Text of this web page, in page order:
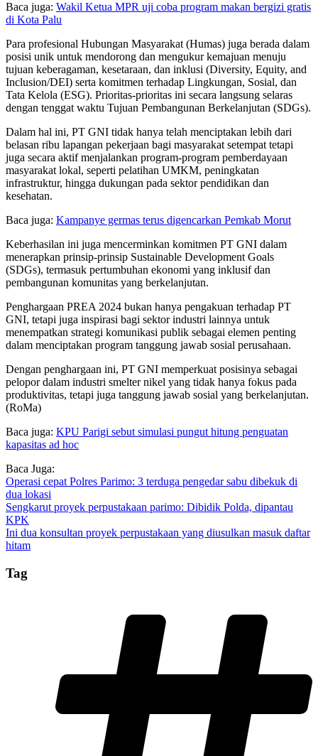
Baca juga: Wakil Ketua MPR uji coba program makan bergizi gratis
di Kota Palu
Para profesional Hubungan Masyarakat (Humas) juga berada dalam
posisi unik untuk mendorong dan mengukur kemajuan menuju
tujuan keberagaman, kesetaraan, dan inklusi (Diversity, Equity, and
Inclusion/DEI) serta komitmen terhadap Lingkungan, Sosial, dan
Tata Kelola (ESG). Prioritas-prioritas ini secara langsung selaras
dengan tenggat waktu Tujuan Pembangunan Berkelanjutan (SDGs).
Dalam hal ini, PT GNI tidak hanya telah menciptakan lebih dari
belasan ribu lapangan pekerjaan bagi masyarakat setempat tetapi
juga secara aktif menjalankan program-program pemberdayaan
masyarakat lokal, seperti pelatihan UMKM, peningkatan
infrastruktur, hingga dukungan pada sektor pendidikan dan
kesehatan.
Baca juga: Kampanye germas terus digencarkan Pemkab Morut
Keberhasilan ini juga mencerminkan komitmen PT GNI dalam
menerapkan prinsip-prinsip Sustainable Development Goals
(SDGs), termasuk pertumbuhan ekonomi yang inklusif dan
pembangunan komunitas yang berkelanjutan.
Penghargaan PREA 2024 bukan hanya pengakuan terhadap PT
GNI, tetapi juga inspirasi bagi sektor industri lainnya untuk
menempatkan strategi komunikasi publik sebagai elemen penting
dalam menciptakan program tanggung jawab sosial perusahaan.
Dengan penghargaan ini, PT GNI memperkuat posisinya sebagai
pelopor dalam industri smelter nikel yang tidak hanya fokus pada
produktivitas, tetapi juga tanggung jawab sosial yang berkelanjutan.
(RoMa)
Baca juga: KPU Parigi sebut simulasi pungut hitung penguatan
kapasitas ad hoc
Baca Juga:
Operasi cepat Polres Parimo: 3 terduga pengedar sabu dibekuk di
dua lokasi
Sengkarut proyek perpustakaan parimo: Dibidik Polda, dipantau
KPK
Ini dua konsultan proyek perpustakaan yang diusulkan masuk daftar
hitam
Tag